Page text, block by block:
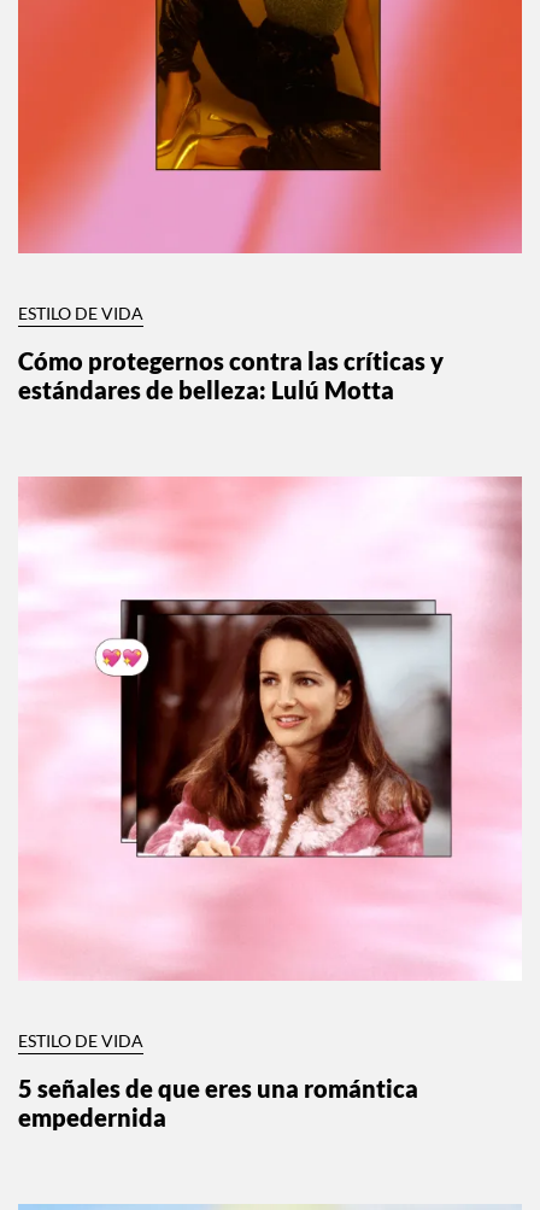
ESTILO DE VIDA
Cómo protegernos contra las críticas y
estándares de belleza: Lulú Motta
ESTILO DE VIDA
5 señales de que eres una romántica
empedernida